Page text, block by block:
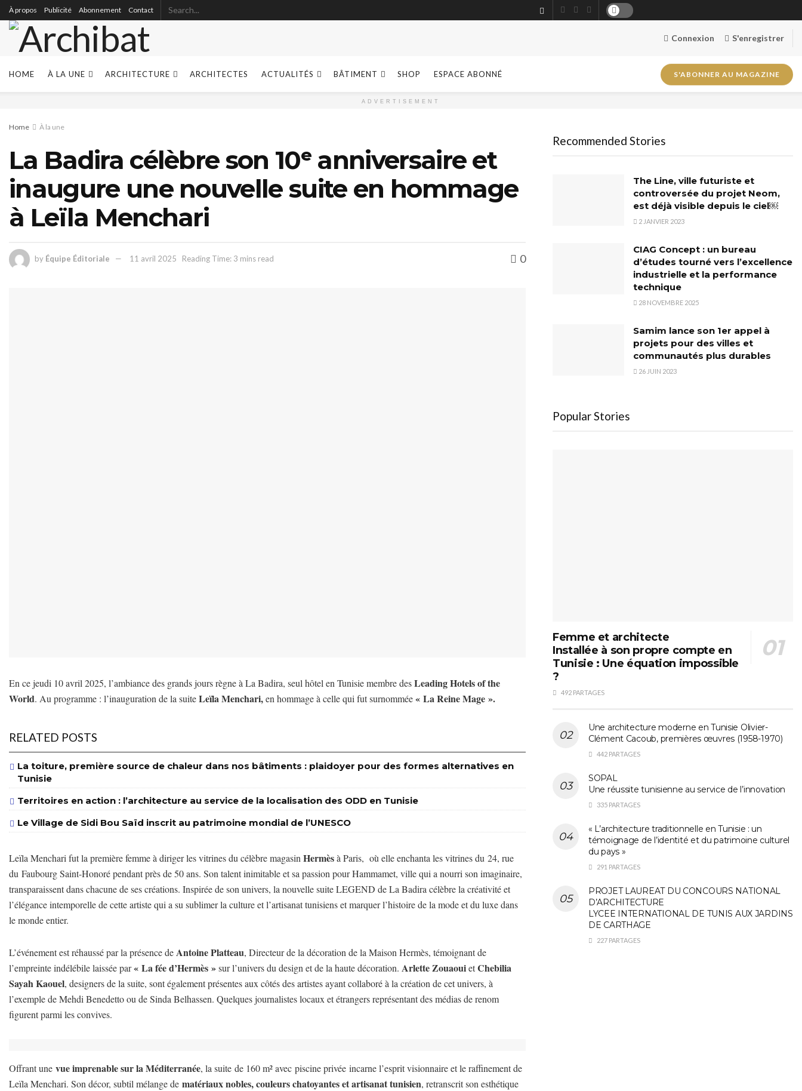
À propos Publicité Abonnement Contact
Connexion S'enregistrer
HOME À LA UNE ARCHITECTURE ARCHITECTES ACTUALITÉS BÂTIMENT SHOP ESPACE ABONNÉ S'ABONNER AU MAGAZINE
ADVERTISEMENT
Home À la une
La Badira célèbre son 10ᵉ anniversaire et
inaugure une nouvelle suite en hommage
à Leïla Menchari
by Équipe Éditoriale 11 avril 2025 Reading Time: 3 mins read 0
En ce jeudi 10 avril 2025, l’ambiance des grands jours règne à La Badira, seul hôtel en Tunisie membre desLeading Hotels of the
World. Au programme : l’inauguration de la suiteLeïla Menchari,en hommage à celle qui fut surnommée« La Reine Mage ».
RELATED POSTS
La toiture, première source de chaleur dans nos bâtiments : plaidoyer pour des formes alternatives en
Tunisie
Territoires en action : l’architecture au service de la localisation des ODD en Tunisie
Le Village de Sidi Bou Saïd inscrit au patrimoine mondial de l’UNESCO
Leïla Menchari fut la première femme à diriger les vitrines du célèbre magasin Hermèsà Paris, où elle enchanta les vitrines du 24, rue
du Faubourg Saint-Honoré pendant près de 50 ans. Son talent inimitable et sa passion pour Hammamet, ville qui a nourri son imaginaire,
transparaissent dans chacune de ses créations. Inspirée de son univers, la nouvelle suite LEGEND de La Badira célèbre la créativité et
l’élégance intemporelle de cette artiste qui a su sublimer la culture et l’artisanat tunisiens et marquer l’histoire de la mode et du luxe dans
le monde entier.
L’événement est réhaussé par la présence deAntoine Platteau, Directeur de la décoration de la Maison Hermès, témoignant de
l’empreinte indélébile laissée par« La fée d’Hermès »sur l’univers du design et de la haute décoration. Arlette ZouaouietChebilia
Sayah Kaouel, designers de la suite, sont également présentes aux côtés des artistes ayant collaboré à la création de cet univers, à
l’exemple de Mehdi Benedetto ou de Sinda Belhassen. Quelques journalistes locaux et étrangers représentant des médias de renom
figurent parmi les convives.
Offrant une vue imprenable sur la Méditerranée, la suite de 160 m² avec piscine privée incarne l’esprit visionnaire et le raffinement de
Leïla Menchari. Son décor, subtil mélange de matériaux nobles, couleurs chatoyantes et artisanat tunisien, retranscrit son esthétique
Recommended Stories
The Line, ville futuriste et
controversée du projet Neom,
est déjà visible depuis le ciel￼
2 JANVIER 2023
CIAG Concept : un bureau
d’études tourné vers l’excellence
industrielle et la performance
technique
28 NOVEMBRE 2025
Samim lance son 1er appel à
projets pour des villes et
communautés plus durables
26 JUIN 2023
Popular Stories
Femme et architecte
Installée à son propre compte en
Tunisie : Une équation impossible
?
492 PARTAGES
Une architecture moderne en Tunisie Olivier-
Clément Cacoub, premières œuvres (1958-1970)
442 PARTAGES
SOPAL
Une réussite tunisienne au service de l’innovation
335 PARTAGES
« L’architecture traditionnelle en Tunisie : un
témoignage de l’identité et du patrimoine culturel
du pays »
291 PARTAGES
PROJET LAUREAT DU CONCOURS NATIONAL
D’ARCHITECTURE
LYCEE INTERNATIONAL DE TUNIS AUX JARDINS
DE CARTHAGE
227 PARTAGES